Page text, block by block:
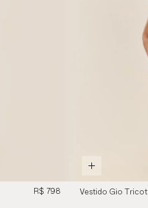
R$ 798
Vestido Gio Tricot